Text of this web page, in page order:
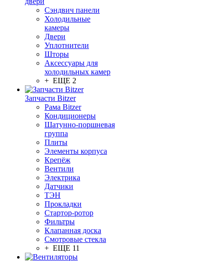
Сэндвич панели
Холодильные
камеры
Двери
Уплотнители
Шторы
Аксессуары для
холодильных камер
+ ЕЩЕ 2
Запчасти Bitzer
Рама Bitzer
Кондиционеры
Шатунно-поршневая
группа
Плиты
Элементы корпуса
Крепёж
Вентили
Электрика
Датчики
ТЭН
Прокладки
Стартор-ротор
Фильтры
Клапанная доска
Смотровые стекла
+ ЕЩЕ 11